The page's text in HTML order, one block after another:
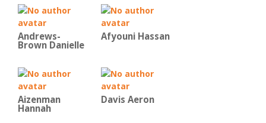
Andrews-
Brown Danielle
Afyouni Hassan
Aizenman
Hannah
Davis Aeron